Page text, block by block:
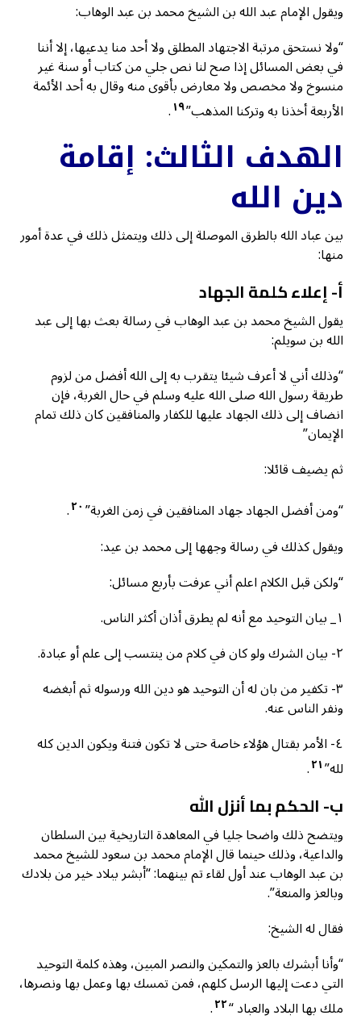
ويقول الإمام عبد الله بن الشيخ محمد بن عبد الوهاب:
“ولا نستحق مرتبة الاجتهاد المطلق ولا أحد منا يدعيها، إلا أننا
في بعض المسائل إذا صح لنا نص جلي من كتاب أو سنة غير
منسوخ ولا مخصص ولا معارض بأقوى منه وقال به أحد الأئمة
الأربعة أخذنا به وتركنا المذهب”١٩.
الهدف الثالث: إقامة
دين الله
بين عباد الله بالطرق الموصلة إلى ذلك ويتمثل ذلك في عدة أمور
منها:
أ- إعلاء كلمة الجهاد
يقول الشيخ محمد بن عبد الوهاب في رسالة بعث بها إلى عبد
الله بن سويلم:
“وذلك أني لا أعرف شيئا يتقرب به إلى الله أفضل من لزوم
طريقة رسول الله صلى الله عليه وسلم في حال الغربة، فإن
انضاف إلى ذلك الجهاد عليها للكفار والمنافقين كان ذلك تمام
الإيمان”
ثم يضيف قائلا:
“ومن أفضل الجهاد جهاد المنافقين في زمن الغربة”٢٠.
ويقول كذلك في رسالة وجهها إلى محمد بن عيد:
“ولكن قبل الكلام اعلم أني عرفت بأربع مسائل:
١_ بيان التوحيد مع أنه لم يطرق أذان أكثر الناس.
٢- بيان الشرك ولو كان في كلام من ينتسب إلى علم أو عبادة.
٣- تكفير من بان له أن التوحيد هو دين الله ورسوله ثم أبغضه
ونفر الناس عنه.
٤- الأمر بقتال هؤلاء خاصة حتى لا تكون فتنة ويكون الدين كله
لله”٢١.
ب- الحكم بما أنزل الله
ويتضح ذلك واضحا جليا في المعاهدة التاريخية بين السلطان
والداعية، وذلك حينما قال الإمام محمد بن سعود للشيخ محمد
بن عبد الوهاب عند أول لقاء تم بينهما: “أبشر ببلاد خير من بلادك
وبالعز والمنعة”.
فقال له الشيخ:
“وأنا أبشرك بالعز والتمكين والنصر المبين، وهذه كلمة التوحيد
التي دعت إليها الرسل كلهم، فمن تمسك بها وعمل بها ونصرها،
ملك بها البلاد والعباد “٢٢.